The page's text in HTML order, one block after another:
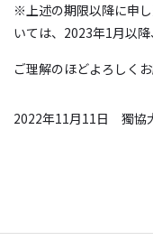
※上述の期限以降に申
いては、2023年1月以降
ご理解のほどよろしくお
2022年11月11日 獨協